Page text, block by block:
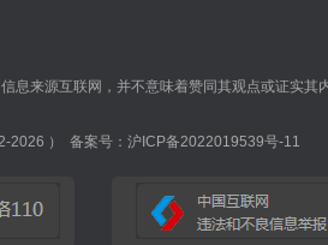
息来源互联网，并不意味着赞同其观点或证实
2026 ） 备案号：沪ICP备2022019539号-11